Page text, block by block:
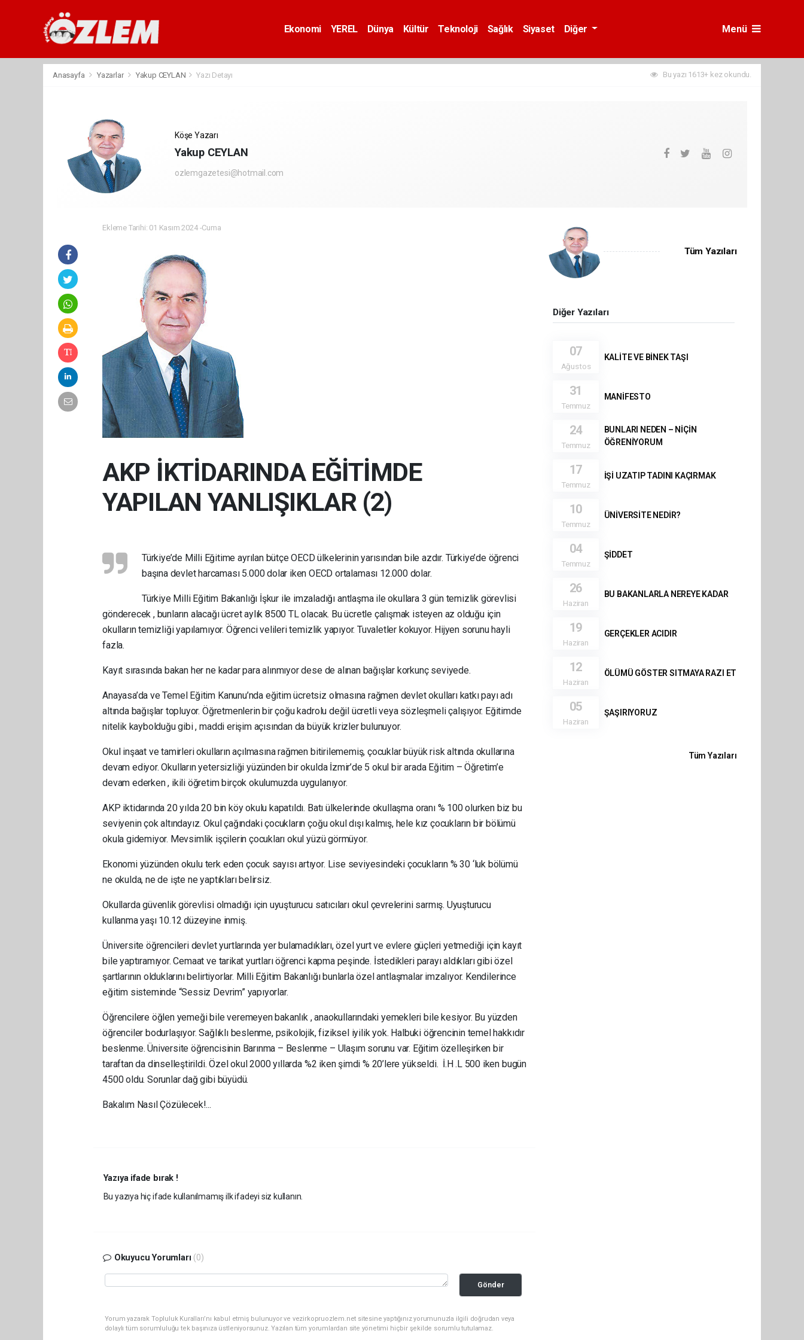
Ekonomi YEREL Dünya Kültür Teknoloji Sağlık Siyaset Diğer Menü
Anasayfa Yazarlar Yakup CEYLAN Yazı Detayı Bu yazı 1613+ kez okundu.
Köşe Yazarı
Yakup CEYLAN
ozlemgazetesi@hotmail.com
Ekleme Tarihi: 01 Kasım 2024 -Cuma
AKP İKTİDARINDA EĞİTİMDE
YAPILAN YANLIŞIKLAR (2)
Türkiye’de Milli Eğitime ayrılan bütçe OECD ülkelerinin yarısından bile azdır. Türkiye’de öğrenci
başına devlet harcaması 5.000 dolar iken OECD ortalaması 12.000 dolar.
Türkiye Milli Eğitim Bakanlığı İşkur ile imzaladığı antlaşma ile okullara 3 gün temizlik görevlisi
gönderecek , bunların alacağı ücret aylık 8500 TL olacak. Bu ücretle çalışmak isteyen az olduğu için
okulların temizliği yapılamıyor. Öğrenci velileri temizlik yapıyor. Tuvaletler kokuyor. Hijyen sorunu hayli
fazla.
Kayıt sırasında bakan her ne kadar para alınmıyor dese de alınan bağışlar korkunç seviyede.
Anayasa’da ve Temel Eğitim Kanunu’nda eğitim ücretsiz olmasına rağmen devlet okulları katkı payı adı
altında bağışlar topluyor. Öğretmenlerin bir çoğu kadrolu değil ücretli veya sözleşmeli çalışıyor. Eğitimde
nitelik kaybolduğu gibi , maddi erişim açısından da büyük krizler bulunuyor.
Okul inşaat ve tamirleri okulların açılmasına rağmen bitirilememiş, çocuklar büyük risk altında okullarına
devam ediyor. Okulların yetersizliği yüzünden bir okulda İzmir’de 5 okul bir arada Eğitim – Öğretim’e
devam ederken , ikili öğretim birçok okulumuzda uygulanıyor.
AKP iktidarında 20 yılda 20 bin köy okulu kapatıldı. Batı ülkelerinde okullaşma oranı % 100 olurken biz bu
seviyenin çok altındayız. Okul çağındaki çocukların çoğu okul dışı kalmış, hele kız çocukların bir bölümü
okula gidemiyor. Mevsimlik işçilerin çocukları okul yüzü görmüyor.
Ekonomi yüzünden okulu terk eden çocuk sayısı artıyor. Lise seviyesindeki çocukların % 30 ‘luk bölümü
ne okulda, ne de işte ne yaptıkları belirsiz.
Okullarda güvenlik görevlisi olmadığı için uyuşturucu satıcıları okul çevrelerini sarmış. Uyuşturucu
kullanma yaşı 10.12 düzeyine inmiş.
Üniversite öğrencileri devlet yurtlarında yer bulamadıkları, özel yurt ve evlere güçleri yetmediği için kayıt
bile yaptıramıyor. Cemaat ve tarikat yurtları öğrenci kapma peşinde. İstedikleri parayı aldıkları gibi özel
şartlarının olduklarını belirtiyorlar. Milli Eğitim Bakanlığı bunlarla özel antlaşmalar imzalıyor. Kendilerince
eğitim sisteminde “Sessiz Devrim” yapıyorlar.
Öğrencilere öğlen yemeği bile veremeyen bakanlık , anaokullarındaki yemekleri bile kesiyor. Bu yüzden
öğrenciler bodurlaşıyor. Sağlıklı beslenme, psikolojik, fiziksel iyilik yok. Halbuki öğrencinin temel hakkıdır
beslenme. Üniversite öğrencisinin Barınma – Beslenme – Ulaşım sorunu var. Eğitim özelleşirken bir
taraftan da dinselleştirildi. Özel okul 2000 yıllarda %2 iken şimdi % 20’lere yükseldi. İ.H .L 500 iken bugün
4500 oldu. Sorunlar dağ gibi büyüdü.
Bakalım Nasıl Çözülecek!...
Yazıya ifade bırak !
Bu yazıya hiç ifade kullanılmamış ilk ifadeyi siz kullanın.
Okuyucu Yorumları (0)
Gönder
Yorum yazarak Topluluk Kuralları’nı kabul etmiş bulunuyor ve vezirkopruozlem.net sitesine yaptığınız yorumunuzla ilgili doğrudan veya
dolaylı tüm sorumluluğu tek başınıza üstleniyorsunuz. Yazılan tüm yorumlardan site yönetimi hiçbir şekilde sorumlu tutulamaz.
Tüm Yazıları
Diğer Yazıları
07
Ağustos
KALİTE VE BİNEK TAŞI
31
Temmuz
MANİFESTO
24
Temmuz
BUNLARI NEDEN – NİÇİN
ÖĞRENİYORUM
17
Temmuz
İŞİ UZATIP TADINI KAÇIRMAK
10
Temmuz
ÜNİVERSİTE NEDİR?
04
Temmuz
ŞİDDET
26
Haziran
BU BAKANLARLA NEREYE KADAR
19
Haziran
GERÇEKLER ACIDIR
12
Haziran
ÖLÜMÜ GÖSTER SITMAYA RAZI ET
05
Haziran
ŞAŞIRIYORUZ
Tüm Yazıları